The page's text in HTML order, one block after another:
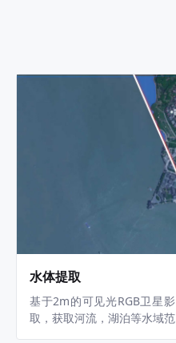
水体提取
基于2m的可见光RGB卫星
取，获取河流，湖泊等水域